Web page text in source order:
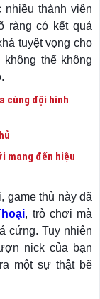
thành viên
ràng có kết quả
tuyệt vọng cho
thể không
cùng đội hình
mang đến hiệu
game thủ này đã
, trò chơi mà
cứng. Tuy nhiên
nick của bạn
một sự thật bẽ